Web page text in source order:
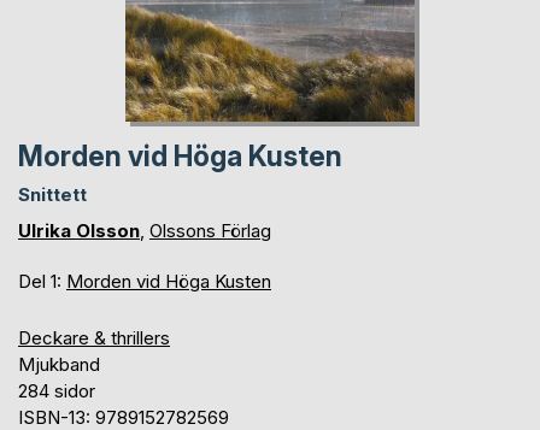
Morden vid Höga Kusten
Snittett
Ulrika Olsson Olssons Förlag
Del 1: Morden vid Höga Kusten
Deckare & thrillers
Mjukband
284 sidor
ISBN-13: 9789152782569